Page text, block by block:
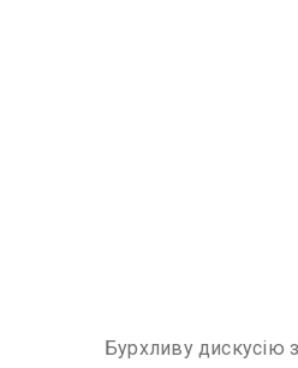
Бурхливу дискусію